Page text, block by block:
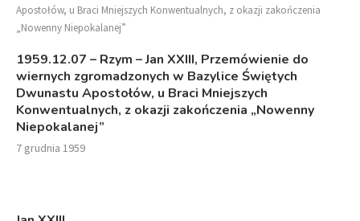
Apostołów, u Braci Mniejszych Konwentualnych, z okazji zakończenia
„Nowenny Niepokalanej”
1959.12.07 – Rzym – Jan XXIII, Przemówienie do
wiernych zgromadzonych w Bazylice Świętych
Dwunastu Apostołów, u Braci Mniejszych
Konwentualnych, z okazji zakończenia „Nowenny
Niepokalanej”
7 grudnia 1959